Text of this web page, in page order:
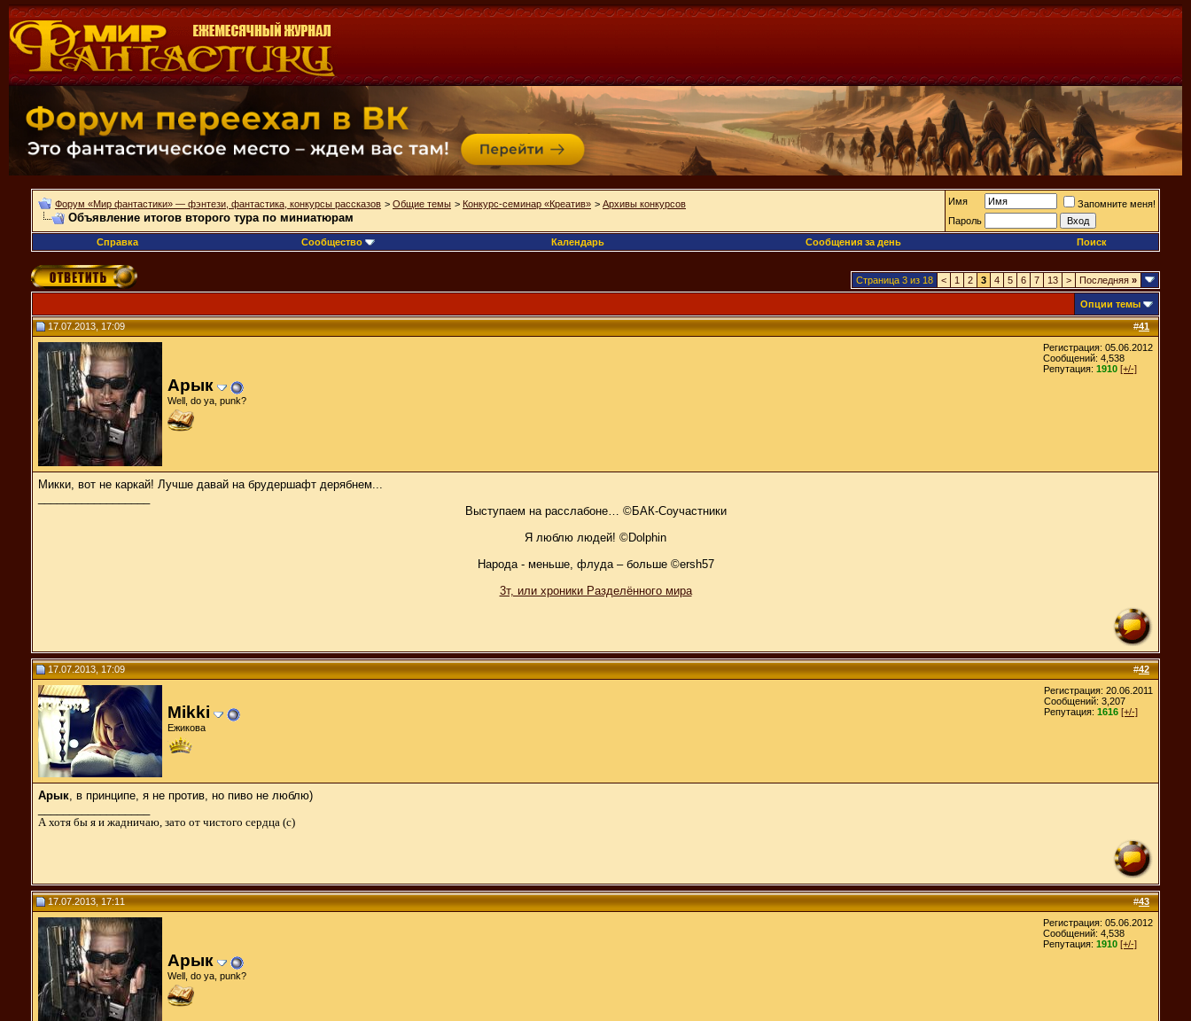
Форум «Мир фантастики» — фэнтези, фантастика, конкурсы рассказов > Общие темы > Конкурс-семинар «Креатив» > Архивы конкурсов
Объявление итогов второго тура по миниатюрам
Имя
Запомните меня!
Пароль
Справка
Сообщество Календарь Сообщения за день Поиск
Страница 3 из 18 < 1 2 3 4 5 6 7 13 > Последняя »
Опции темы
#41
17.07.2013, 17:09
Арык
Well, do ya, punk?
Регистрация: 05.06.2012
Сообщений: 4,538
Репутация: 1910 [+/-]
Микки, вот не каркай! Лучше давай на брудершафт дерябнем...
Выступаем на расслабоне… ©БАК-Соучастники
Я люблю людей! ©Dolphin
Народа - меньше, флуда – больше ©ersh57
3т, или хроники Разделённого мира
#42
17.07.2013, 17:09
Mikki
Ежикова
Регистрация: 20.06.2011
Сообщений: 3,207
Репутация: 1616 [+/-]
Арык , в принципе, я не против, но пиво не люблю)
А хотя бы я и жадничаю, зато от чистого сердца (с)
#43
17.07.2013, 17:11
Арык
Well, do ya, punk?
Регистрация: 05.06.2012
Сообщений: 4,538
Репутация: 1910 [+/-]